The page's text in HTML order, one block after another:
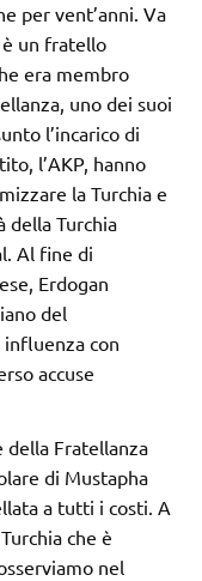
per vent’anni. Va
è un fratello
era membro
uno dei suoi
l’incarico di
l’AKP, hanno
la Turchia e
della Turchia
Al fine di
Erdogan
del
influenza con
accuse
della Fratellanza
di Mustapha
a tutti i costi. A
che è
nel